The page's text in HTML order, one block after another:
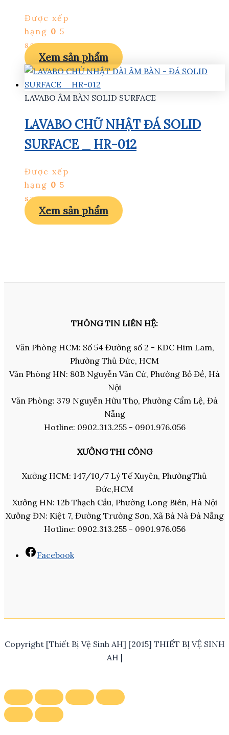
Được xếp
hạng 0 5
sao
Xem sản phẩm
LAVABO ÂM BÀN SOLID SURFACE
LAVABO CHỮ NHẬT ĐÁ SOLID
SURFACE _ HR-012
Được xếp
hạng 0 5
sao
Xem sản phẩm
THÔNG TIN LIÊN HỆ:
Văn Phòng HCM: Số 54 Đường số 2 - KDC Him Lam,
Phường Thủ Đức, HCM
Văn Phòng HN: 80B Nguyễn Văn Cừ, Phường Bồ Đề, Hà
Nội
Văn Phòng: 379 Nguyễn Hữu Thọ, Phường Cẩm Lệ, Đà
Nẵng
Hotline: 0902.313.255 - 0901.976.056
XƯỞNG THI CÔNG
Xưởng HCM: 147/10/7 Lý Tế Xuyên, PhườngThủ
Đức,HCM
Xưởng HN: 12b Thạch Cầu, Phường Long Biên, Hà Nội
Xưởng ĐN: Kiệt 7, Đường Trường Sơn, Xã Bà Nà Đà Nẵng
Hotline: 0902.313.255 - 0901.976.056
Facebook
Copyright [Thiết Bị Vệ Sinh AH] [2015] THIẾT BỊ VỆ SINH
AH |